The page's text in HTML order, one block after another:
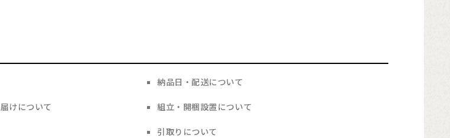
納品日・配送について
けについて 組立・開梱設置について
引取りについて